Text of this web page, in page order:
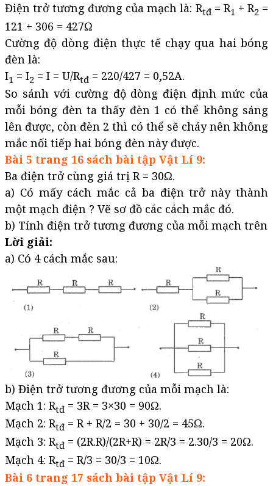
Điện trở tương đương của mạch là: Rtđ= R1 + R2 =
121 + 306 = 427Ω
Cường độ dòng điện thực tế chạy qua hai bóng
đèn là:
I1 = I2 = I = U/Rtđ = 220/427 = 0,52A.
So sánh với cường độ dòng điện định mức của
mỗi bóng đèn ta thấy đèn 1 có thể không sáng
lên được, còn đèn 2 thì có thể sẽ cháy nên không
mắc nối tiếp hai bóng đèn này được.
Bài 5 trang 16 sách bài tập Vật Lí 9:
Ba điện trở cùng giá trị R = 30Ω.
a) Có mấy cách mắc cả ba điện trở này thành
một mạch điện ? Vẽ sơ đồ các cách mắc đó.
b) Tính điện trở tương đương của mỗi mạch trên
Lời giải:
a) Có 4 cách mắc sau:
b) Điện trở tương đương của mỗi mạch là:
Mạch 1: Rtđ = 3R = 3×30 = 90Ω.
Mạch 2: Rtđ = R + R/2 = 30 + 30/2 = 45Ω.
Mạch 3: Rtđ = (2R.R)/(2R+R) = 2R/3 = 2.30/3 = 20Ω.
Mạch 4: Rtđ = R/3 = 30/3 = 10Ω.
Bài 6 trang 17 sách bài tập Vật Lí 9: